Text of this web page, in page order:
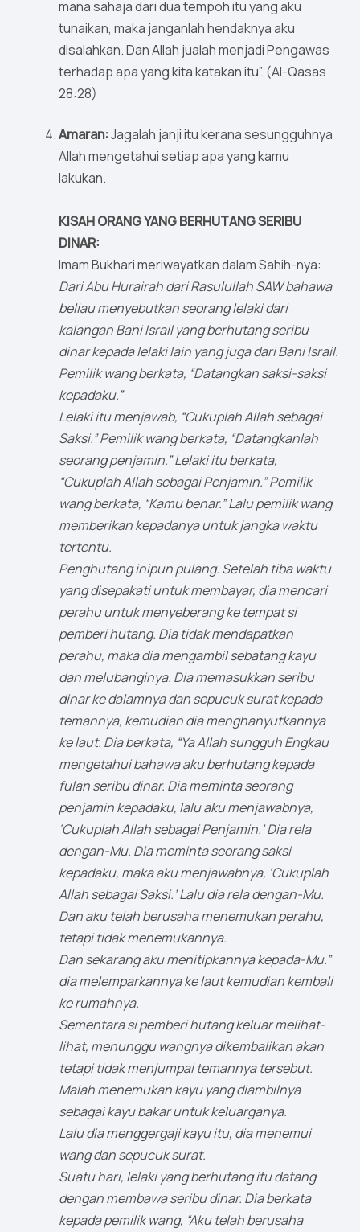
mana sahaja dari dua tempoh itu yang aku
tunaikan, maka janganlah hendaknya aku
disalahkan. Dan Allah jualah menjadi Pengawas
terhadap apa yang kita katakan itu”. (Al-Qasas
28:28)
Amaran:Jagalah janji itu kerana sesungguhnya
Allah mengetahui setiap apa yang kamu
lakukan.
KISAH ORANG YANG BERHUTANG SERIBU
DINAR:
Imam Bukhari meriwayatkan dalam Sahih-nya:
Dari Abu Hurairah dari Rasulullah SAW bahawa
beliau menyebutkan seorang lelaki dari
kalangan Bani Israil yang berhutang seribu
dinar kepada lelaki lain yang juga dari Bani Israil.
Pemilik wang berkata, “Datangkan saksi-saksi
kepadaku.”
Lelaki itu menjawab, “Cukuplah Allah sebagai
Saksi.” Pemilik wang berkata, “Datangkanlah
seorang penjamin.” Lelaki itu berkata,
“Cukuplah Allah sebagai Penjamin.” Pemilik
wang berkata, “Kamu benar.” Lalu pemilik wang
memberikan kepadanya untuk jangka waktu
tertentu.
Penghutang inipun pulang. Setelah tiba waktu
yang disepakati untuk membayar, dia mencari
perahu untuk menyeberang ke tempat si
pemberi hutang. Dia tidak mendapatkan
perahu, maka dia mengambil sebatang kayu
dan melubanginya. Dia memasukkan seribu
dinar ke dalamnya dan sepucuk surat kepada
temannya, kemudian dia menghanyutkannya
ke laut. Dia berkata, “Ya Allah sungguh Engkau
mengetahui bahawa aku berhutang kepada
fulan seribu dinar. Dia meminta seorang
penjamin kepadaku, lalu aku menjawabnya,
‘Cukuplah Allah sebagai Penjamin.’ Dia rela
dengan-Mu. Dia meminta seorang saksi
kepadaku, maka aku menjawabnya, ‘Cukuplah
Allah sebagai Saksi.’ Lalu dia rela dengan-Mu.
Dan aku telah berusaha menemukan perahu,
tetapi tidak menemukannya.
Dan sekarang aku menitipkannya kepada-Mu.”
dia melemparkannya ke laut kemudian kembali
ke rumahnya.
Sementara si pemberi hutang keluar melihat-
lihat, menunggu wangnya dikembalikan akan
tetapi tidak menjumpai temannya tersebut.
Malah menemukan kayu yang diambilnya
sebagai kayu bakar untuk keluarganya.
Lalu dia menggergaji kayu itu, dia menemui
wang dan sepucuk surat.
Suatu hari, lelaki yang berhutang itu datang
dengan membawa seribu dinar. Dia berkata
kepada pemilik wang, “Aku telah berusaha